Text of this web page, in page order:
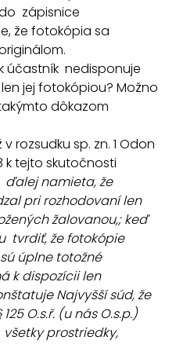
zápisnice
že fotokópia sa
účastník  nedisponuje
jej fotokópiou? Možno
dôkazom
rozsudku sp. zn. 1 Odon
k tejto skutočnosti
ďalej namieta, že
pri rozhodovaní len
žalovanou,; keď
tvrdiť, že fotokópie
úplne totožné
k dispozícii len
Najvyšší súd, že
O.s.ř. (u nás O.s.p.)
všetky prostriedky,